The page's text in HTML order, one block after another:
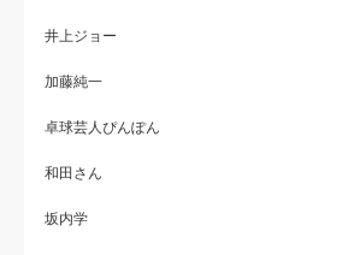
井上ジョー
加藤純一
卓球芸人ぴんぽん
和田さん
坂内学